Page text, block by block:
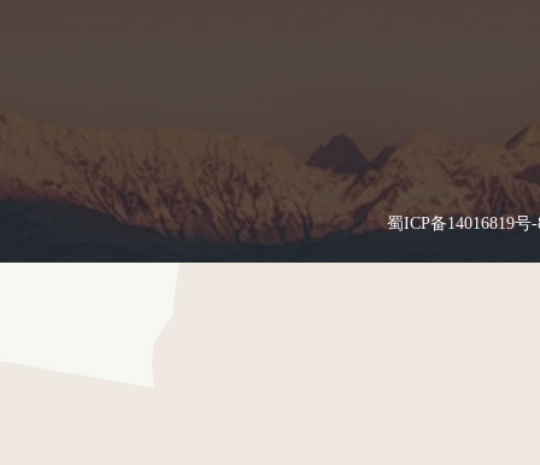
蜀ICP备14016819